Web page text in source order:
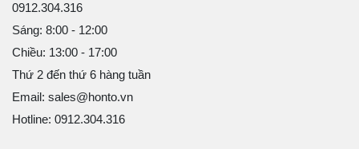
0912.304.316
Sáng: 8:00 - 12:00
Chiều: 13:00 - 17:00
Thứ 2 đến thứ 6 hàng tuần
Email: sales@honto.vn
Hotline: 0912.304.316